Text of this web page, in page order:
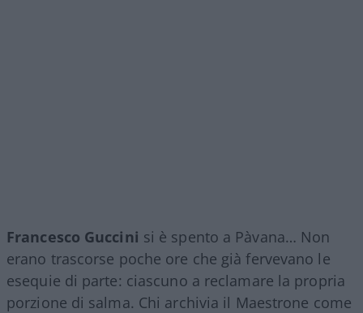
Francesco Guccini si è spento a Pàvana… Non
erano trascorse poche ore che già fervevano le
esequie di parte: ciascuno a reclamare la propria
porzione di salma. Chi archivia il Maestrone come